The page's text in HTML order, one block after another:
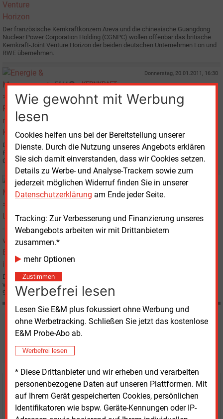
Wie gewohnt mit Werbung
lesen
Cookies helfen uns bei der Bereitstellung unserer
Dienste. Durch die Nutzung unseres Angebots erklären
Sie sich damit einverstanden, dass wir Cookies setzen.
Details zu Werbe- und Analyse-Trackern sowie zum
jederzeit möglichen Widerruf finden Sie in unserer
Datenschutzerklärung am Ende jeder Seite.
Tracking: Zur Verbesserung und Finanzierung unseres
Webangebots arbeiten wir mit Drittanbietern
zusammen.*
mehr Optionen
Zustimmen
Werbefrei lesen
Lesen Sie E&M plus fokussiert ohne Werbung und
ohne Werbetracking. Schließen Sie jetzt das kostenlose
E&M Probe-Abo ab.
Werbefrei lesen
* Diese Drittanbieter und wir erheben und verarbeiten
personenbezogene Daten auf unseren Plattformen. Mit
auf Ihrem Gerät gespeicherten Cookies, persönlichen
Identifikatoren wie bspw. Geräte-Kennungen oder IP-
Der französische Kernkraftkonzern Areva und die chinesische Guangdong
Nuclear Power Corporation Holding (CGNPC) wollen offenbar das britische
Kernkraft-Joint Venture Horizon der beiden deutschen Unternehmen Eon und
RWE übernehmen.
Donnerstag, 20.01.2011, 16:30
E&M KERNKRAFT
Rückzug aus rumänischem KKW-Projekt
Die Konzerne RWE, GdF Suez und Iberdrola ziehen sich aus der
Projektgesellschaft zurück, die am rumänischen Kernkraftwerks-Standort
Cernavoda zwei weitere Reaktorblöcke errichten will.
Donnerstag, 22.01.2009, 13:25
E&M UNTERNEHMEN
Der halbstaatliche italienische Energiekonzern Enel will in den kommenden
vier Jahren in Rumänien insgesamt 700 Mio. Euro zur Modernisierung seines
93 000 km langen Stromleitungsnetzes ausgeben.
Möchten Sie diese und
weitere Nachrichten lesen?
Kaufen Sie den Artikel
erhalten Sie sofort diesen redaktionellen Beitrag für